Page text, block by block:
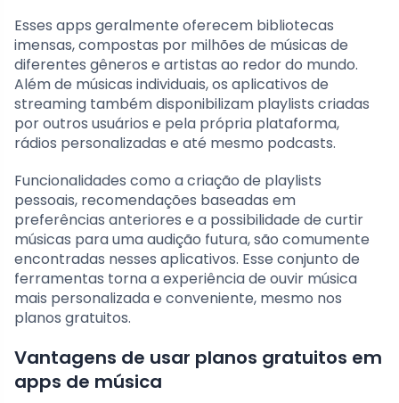
Esses apps geralmente oferecem bibliotecas
imensas, compostas por milhões de músicas de
diferentes gêneros e artistas ao redor do mundo.
Além de músicas individuais, os aplicativos de
streaming também disponibilizam playlists criadas
por outros usuários e pela própria plataforma,
rádios personalizadas e até mesmo podcasts.
Funcionalidades como a criação de playlists
pessoais, recomendações baseadas em
preferências anteriores e a possibilidade de curtir
músicas para uma audição futura, são comumente
encontradas nesses aplicativos. Esse conjunto de
ferramentas torna a experiência de ouvir música
mais personalizada e conveniente, mesmo nos
planos gratuitos.
Vantagens de usar planos gratuitos em
apps de música